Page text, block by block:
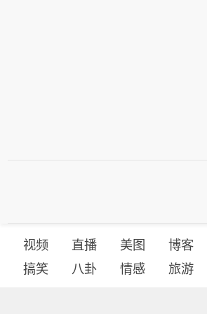
视频 直播 美图 博客
搞笑
八卦 情感 旅游